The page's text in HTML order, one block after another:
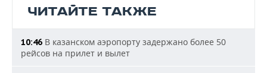
ЧИТАЙТЕ ТАКЖЕ
10:46 В казанском аэропорту задержано более 50
рейсов на прилет и вылет